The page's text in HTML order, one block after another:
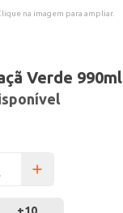
na imagem para ampliar.
Verde 990ml